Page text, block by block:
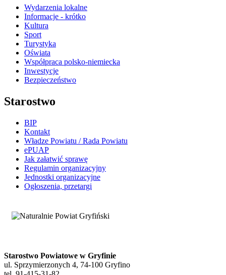
Wydarzenia lokalne
Informacje - krótko
Kultura
Sport
Turystyka
Oświata
Współpraca polsko-niemiecka
Inwestycje
Bezpieczeństwo
Starostwo
BIP
Kontakt
Władze Powiatu / Rada Powiatu
ePUAP
Jak załatwić sprawę
Regulamin organizacyjny
Jednostki organizacyjne
Ogłoszenia, przetargi
Starostwo Powiatowe w Gryfinie
ul. Sprzymierzonych 4, 74-100 Gryfino